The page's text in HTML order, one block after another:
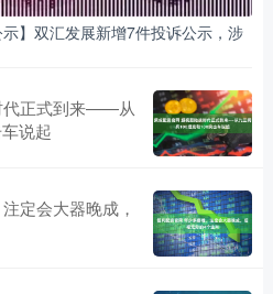
】双汇发展新增7件投诉公示，涉
代正式到来——从
说起
定会大器晚成，